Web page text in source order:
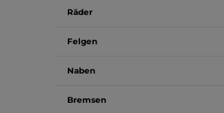
Räder
Felgen
Naben
Bremsen